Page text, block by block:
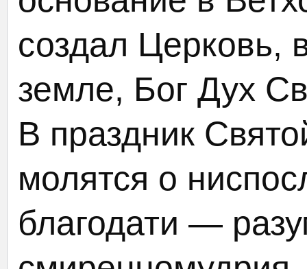
создал Церковь,
земле, Бог Дух
В праздник
молятся о
благодати —